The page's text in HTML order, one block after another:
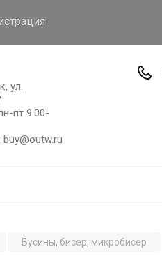
ул.
пт 9.00-
Бусины, бисер, микробисер